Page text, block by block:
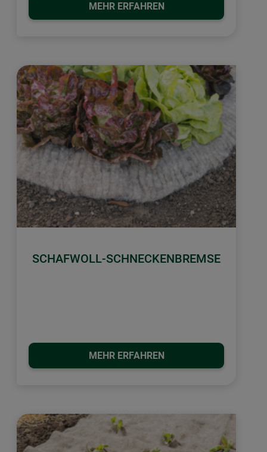
MEHR ERFAHREN
SCHAFWOLL-SCHNECKENBREMSE
MEHR ERFAHREN